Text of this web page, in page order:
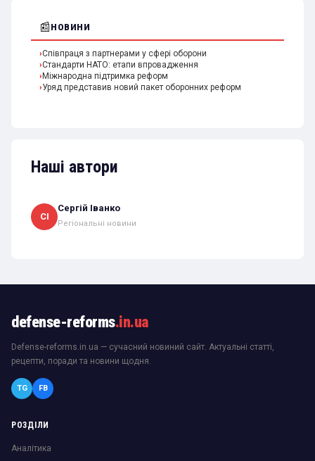
📰 НОВИНИ
Співпраця з партнерами у сфері оборони
Стандарти НАТО: етапи впровадження
Міжнародна підтримка реформ
Уряд представив новий пакет оборонних реформ
Наші автори
СІ
Сергій Іванко
Регіональні новини
defense-reforms.in.ua
Defense-reforms.in.ua — сучасний новиний сайт. Актуальні статті,
рецепти, поради та новини щодня.
TG FB
РОЗДІЛИ
Аналітика